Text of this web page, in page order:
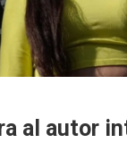
al autor